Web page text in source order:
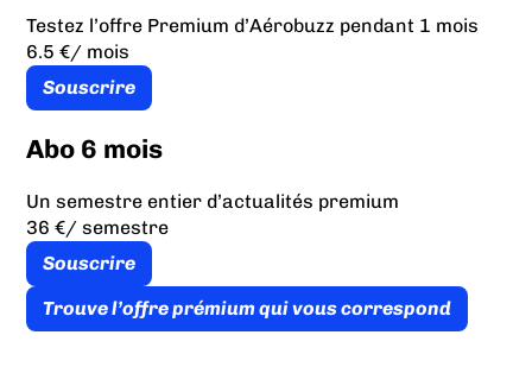
Testez l’offre Premium d’Aérobuzz pendant 1 mois
6.5 €/ mois
Souscrire
Abo 6 mois
Un semestre entier d’actualités premium
36 €/ semestre
Souscrire
Trouve l’offre prémium qui vous correspond